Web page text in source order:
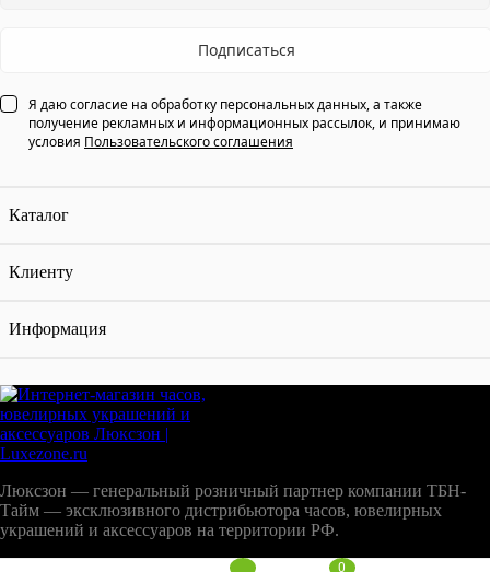
Каталог
Клиенту
Информация
Подписаться
Я даю согласие на обработку персональных данных, а также
получение рекламных и информационных рассылок, и принимаю
условия Пользовательского соглашения
Люксзон — генеральный розничный партнер компании ТБН-
Тайм — эксклюзивного дистрибьютора часов, ювелирных
украшений и аксессуаров на территории РФ.
0